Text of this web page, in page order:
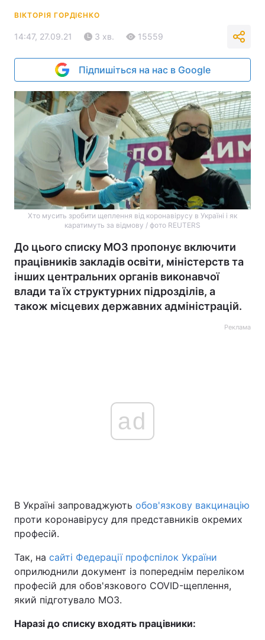
ВІКТОРІЯ ГОРДІЄНКО
14:47, 27.09.21 3 хв. 15559
Підпишіться на нас в Google
Хто мусить зробити щеплення від коронавірусу в Україні і як
каратимуть за відмову / фото REUTERS
До цього списку МОЗ пропонує включити
працівників закладів освіти, міністерств та
інших центральних органів виконавчої
влади та їх структурних підрозділів, а
також місцевих державних адміністрацій.
Реклама
ad
В Україні запроваджують обов'язкову вакцинацію
проти коронавірусу для представників окремих
професій.
Так, на сайті Федерації профспілок України
оприлюднили документ із попереднім переліком
професій для обов'язкового COVID-щеплення,
який підготувало МОЗ.
Наразі до списку входять працівники: